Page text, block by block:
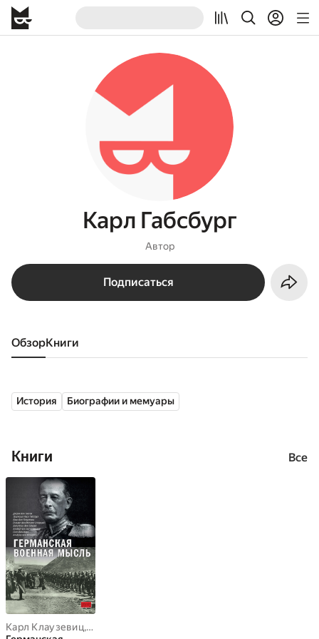
Карл Габсбург
Автор
Подписаться
Обзор книги
История Биографии и мемуары
Книги Все
Карл Клаузевиц, Альфред фон Шлиффен